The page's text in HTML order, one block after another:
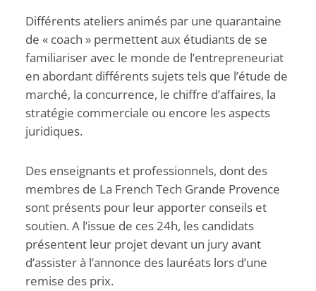
Différents ateliers animés par une quarantaine
de « coach » permettent aux étudiants de se
familiariser avec le monde de l’entrepreneuriat
en abordant différents sujets tels que l’étude de
marché, la concurrence, le chiffre d’affaires, la
stratégie commerciale ou encore les aspects
juridiques.
Des enseignants et professionnels, dont des
membres de La French Tech Grande Provence
sont présents pour leur apporter conseils et
soutien. A l’issue de ces 24h, les candidats
présentent leur projet devant un jury avant
d’assister à l’annonce des lauréats lors d’une
remise des prix.